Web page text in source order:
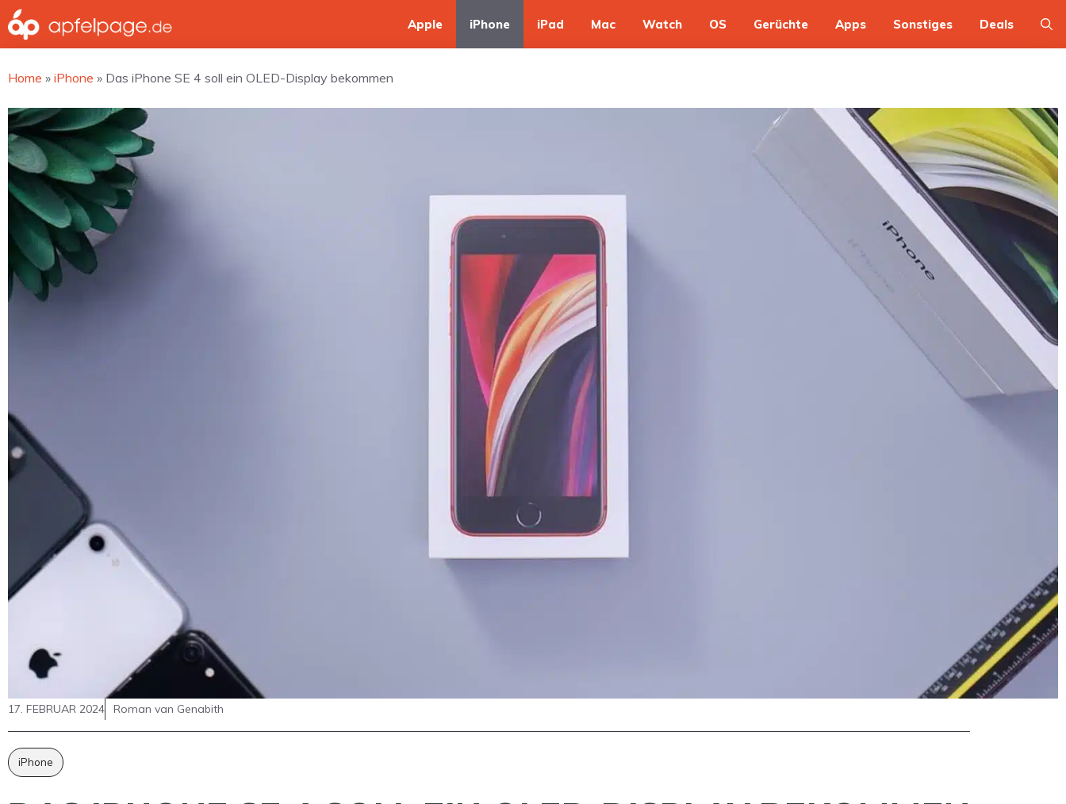
Zum
Inhalt
springen
Apple iPhone iPad Mac Watch OS Gerüchte Apps Sonstiges Deals
Home » iPhone » Das iPhone SE 4 soll ein OLED-Display bekommen
17. FEBRUAR 2024 Roman van Genabith
iPhone